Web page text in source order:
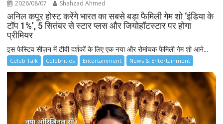
2026/08/07 Shahzad Ahmed
अनिल कपूर होस्ट करेंगे भारत का सबसे बड़ा फैमिली गेम शो ‘इंडिया के
टॉप 1%’, 5 सितंबर से स्टार प्लस और जियोहॉटस्टार पर होगा
प्रीमियर
इस फेस्टिव सीज़न में टीवी दर्शकों के लिए एक नया और रोमांचक फैमिली गेम शो आने...
Celeb Talk Celebrities Entertainment News & Entertainment